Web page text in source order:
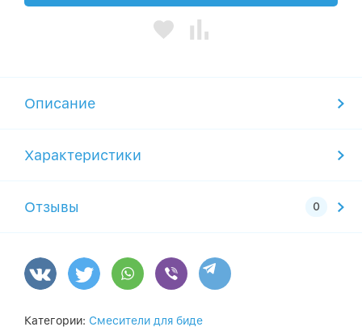
Описание
Характеристики
Отзывы
Категории: Смесители для биде